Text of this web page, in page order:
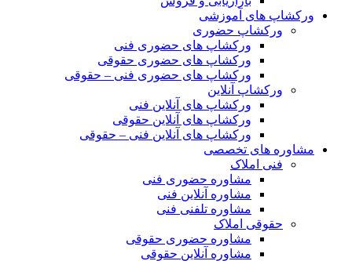
ورکشاپ های آموزشی
ورکشاپ حضوری
ورکشاپ های حضوری فنی
ورکشاپ های حضوری حقوقی
ورکشاپ های حضوری فنی – حقوقی
ورکشاپ آنلاین
ورکشاپ های آنلاین فنی
ورکشاپ های آنلاین حقوقی
ورکشاپ های آنلاین فنی – حقوقی
مشاوره های تخصصی
فنی املاک
مشاوره حضوری فنی
مشاوره آنلاین فنی
مشاوره تلفنی فنی
حقوقی املاک
مشاوره حضوری حقوقی
مشاوره آنلاین حقوقی